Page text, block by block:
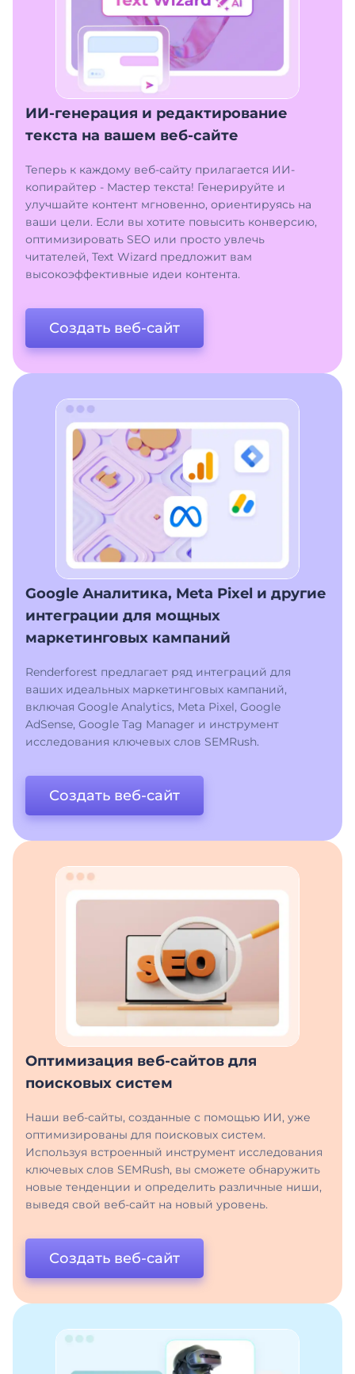
ИИ-генерация и редактирование
текста на вашем веб-сайте
Теперь к каждому веб-сайту прилагается ИИ-
копирайтер - Мастер текста! Генерируйте и
улучшайте контент мгновенно, ориентируясь на
ваши цели. Если вы хотите повысить конверсию,
оптимизировать SEO или просто увлечь
читателей, Text Wizard предложит вам
высокоэффективные идеи контента.
Создать веб-сайт
Google Аналитика, Meta Pixel и другие
интеграции для мощных
маркетинговых кампаний
Renderforest предлагает ряд интеграций для
ваших идеальных маркетинговых кампаний,
включая Google Analytics, Meta Pixel, Google
AdSense, Google Tag Manager и инструмент
исследования ключевых слов SEMRush.
Создать веб-сайт
Оптимизация веб-сайтов для
поисковых систем
Наши веб-сайты, созданные с помощью ИИ, уже
оптимизированы для поисковых систем.
Используя встроенный инструмент исследования
ключевых слов SEMRush, вы сможете обнаружить
новые тенденции и определить различные ниши,
выведя свой веб-сайт на новый уровень.
Создать веб-сайт